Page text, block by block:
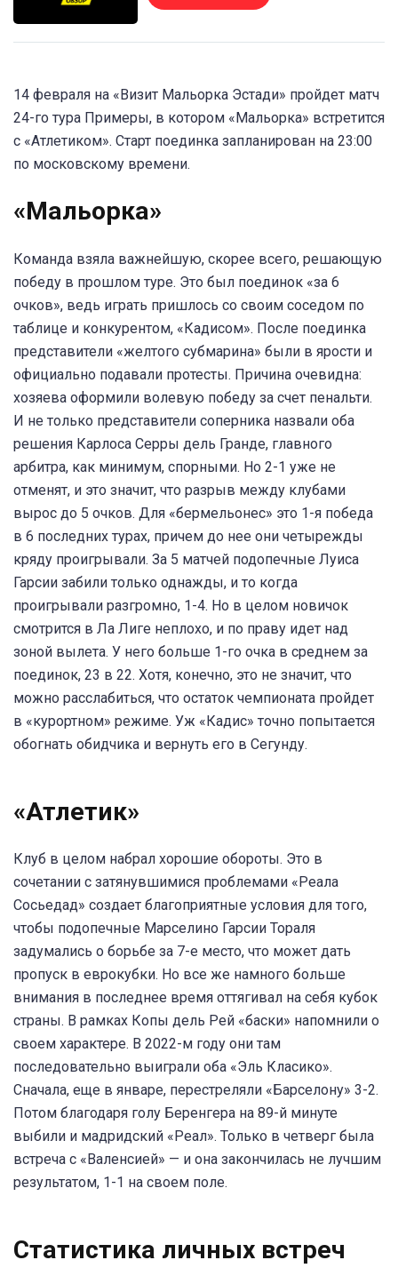
14 февраля на «Визит Мальорка Эстади» пройдет матч
24-го тура Примеры, в котором «Мальорка» встретится
с «Атлетиком». Старт поединка запланирован на 23:00
по московскому времени.
«Мальорка»
Команда взяла важнейшую, скорее всего, решающую
победу в прошлом туре. Это был поединок «за 6
очков», ведь играть пришлось со своим соседом по
таблице и конкурентом, «Кадисом». После поединка
представители «желтого субмарина» были в ярости и
официально подавали протесты. Причина очевидна:
хозяева оформили волевую победу за счет пенальти.
И не только представители соперника назвали оба
решения Карлоса Серры дель Гранде, главного
арбитра, как минимум, спорными. Но 2-1 уже не
отменят, и это значит, что разрыв между клубами
вырос до 5 очков. Для «бермельонес» это 1-я победа
в 6 последних турах, причем до нее они четырежды
кряду проигрывали. За 5 матчей подопечные Луиса
Гарсии забили только однажды, и то когда
проигрывали разгромно, 1-4. Но в целом новичок
смотрится в Ла Лиге неплохо, и по праву идет над
зоной вылета. У него больше 1-го очка в среднем за
поединок, 23 в 22. Хотя, конечно, это не значит, что
можно расслабиться, что остаток чемпионата пройдет
в «курортном» режиме. Уж «Кадис» точно попытается
обогнать обидчика и вернуть его в Сегунду.
«Атлетик»
Клуб в целом набрал хорошие обороты. Это в
сочетании с затянувшимися проблемами «Реала
Сосьедад» создает благоприятные условия для того,
чтобы подопечные Марселино Гарсии Тораля
задумались о борьбе за 7-е место, что может дать
пропуск в еврокубки. Но все же намного больше
внимания в последнее время оттягивал на себя кубок
страны. В рамках Копы дель Рей «баски» напомнили о
своем характере. В 2022-м году они там
последовательно выиграли оба «Эль Класико».
Сначала, еще в январе, перестреляли «Барселону» 3-2.
Потом благодаря голу Беренгера на 89-й минуте
выбили и мадридский «Реал». Только в четверг была
встреча с «Валенсией» — и она закончилась не лучшим
результатом, 1-1 на своем поле.
Статистика личных встреч